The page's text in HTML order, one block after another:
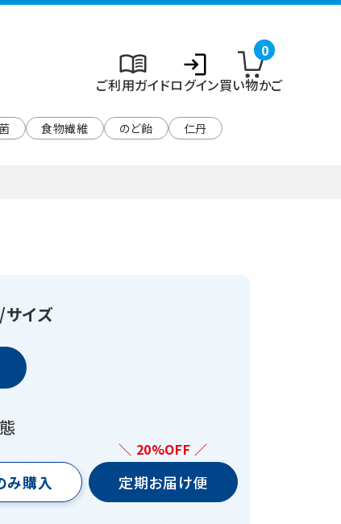
ご利用ガイドログイン
0
買い物かご
食物繊維 のど飴 仁丹
イズ
＼ 20%OFF ／
み購入 定期お届け便